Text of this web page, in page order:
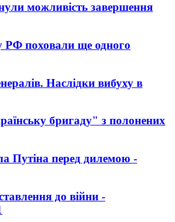
можливість завершення
РФ поховали ще одного
Наслідки вибуху в
бригаду" з полонених
Путіна перед дилемою -
до війни -